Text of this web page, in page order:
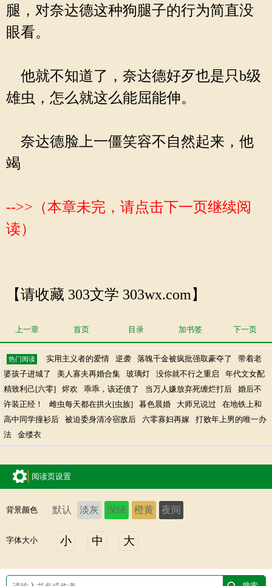
腿，对奈达德这种狗腿子的行为简直没
眼看。
他就不知道了，奈达德好歹也是只b级
雄虫，怎么就这么能屈能伸。
奈达德脸上一僵笑容不自然起来，他
竭
-->>（本章未完，请点击下一页继续阅
读）
【请收藏 303文学 303wx.com】
上一章 首页 目录 加书签 下一页
热门阅读 实用主义者的爱情 逆袭 落魄千金被疯批强取豪夺了
带着老
婆孩子进城了
美人寡夫再婚合集 玻璃灯 没你就不行之重启
年代文女配
精致利己[六零]
烬欢 乖乖，该还债了 当万人嫌放弃死缠烂打后
婚后不
许装正经！
雌虫每天都在拱火[虫族] 暮色晨婚 大师兄说过
在地铁上和
高中同学撞衫后
被迫委身清冷宿敌后 六零寡妇再嫁
打败年上男的唯一办
法
金缕衣
阅读页设置
背景颜色 默认 淡灰 深绿 橙黄 夜间
字体大小 小 中 大